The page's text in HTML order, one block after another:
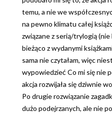
temu, a nie we
na pewno klimatu całej
związane z serią/trylogią
bieżąco z wydanymi
sama nie czytałam, więc
wypowiedzieć Co mi się nie
akcja rozwijała się dziwnie
Po drugie rozwiązanie
dużo podejrzanych, ale nie